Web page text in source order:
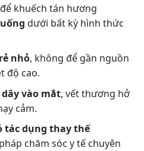
khuếch tán hương
dưới bất kỳ hình thức
nhỏ, không để gần nguồn
độ cao.
vào mắt, vết thương hở
cảm.
tác dụng thay thế
chăm sóc y tế chuyên